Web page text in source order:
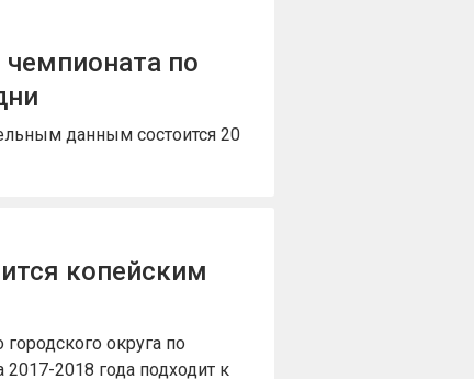
чемпионата по
данным состоится 20
копейским
округа по
2018 года подходит к